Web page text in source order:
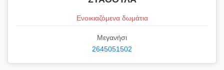
Ενοικιαζόμενα δωμάτια
Μεγανήσι
2645051502